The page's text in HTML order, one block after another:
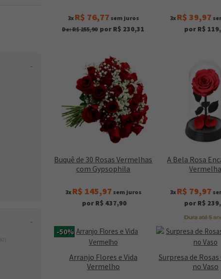
3x R$ 76,77 sem juros
De: R$ 255,90 por R$ 230,31
3x R$ 39,97
por R$
Buquê de 30 Rosas Vermelhas
com Gypsophila
3x R$ 145,97 sem juros
por R$ 437,90
A Bela Rosa
Vermelha
3x R$ 79,97
por R$
-50%
Arranjo Flores e Vida
Vermelho
Surpresa de
no Vaso